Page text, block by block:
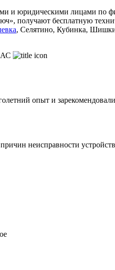
и юридическими лицами по
получают бесплатную
, Селятино, Кубинка,
опыт и
неисправности